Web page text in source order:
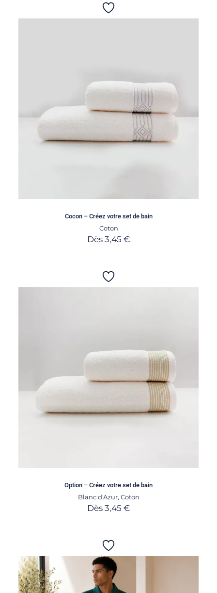
Cocon – Créez votre set de bain
Coton
Dès 3,45 €
Option – Créez votre set de bain
Blanc d'Azur, Coton
Dès 3,45 €